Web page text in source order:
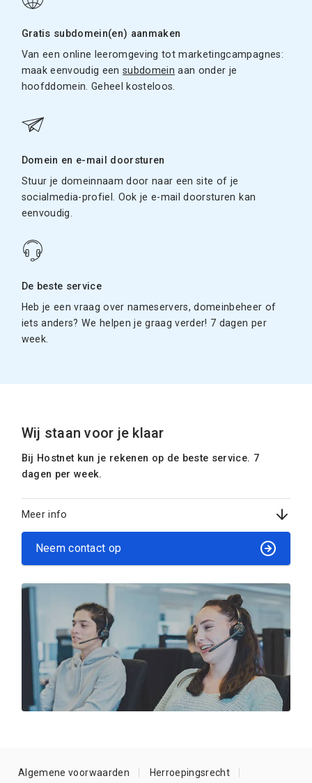
Gratis subdomein(en) aanmaken
Van een online leeromgeving tot marketingcampagnes:
maak eenvoudig eensubdomein aan onder je
hoofddomein. Geheel kosteloos.
Domein en e-mail doorsturen
Stuur je domeinnaam door naar een site of je
socialmedia-profiel. Ook je e-mail doorsturen kan
eenvoudig.
De beste service
Heb je een vraag over nameservers, domeinbeheer of
iets anders? We helpen je graag verder! 7 dagen per
week.
Wij staan voor je klaar
Bij Hostnet kun je rekenen op de beste service. 7
dagen per week.
Meer info
Neem contact op
Algemene voorwaarden Herroepingsrecht